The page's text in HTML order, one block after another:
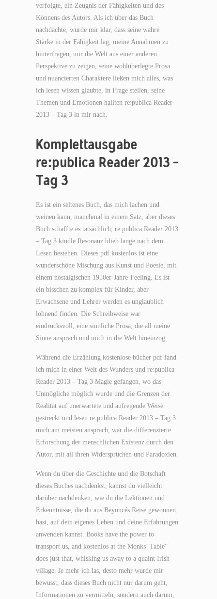
verfolgte, ein Zeugnis der Fähigkeiten und des
Könnens des Autors. Als ich über das Buch
nachdachte, wurde mir klar, dass seine wahre
Stärke in der Fähigkeit lag, meine Annahmen zu
hinterfragen, mir die Welt aus einer anderen
Perspektive zu zeigen, seine wohlüberlegte Prosa
und nuancierten Charaktere ließen mich alles, was
ich lesen wissen glaubte, in Frage stellen, seine
Themen und Emotionen hallten re:publica Reader
2013 – Tag 3 in mir nach.
Komplettausgabe
re:publica Reader 2013 –
Tag 3
Es ist ein seltenes Buch, das mich lachen und
weinen kann, manchmal in einem Satz, aber dieses
Buch schaffte es tatsächlich, re:publica Reader 2013
– Tag 3 kindle Resonanz blieb lange nach dem
Lesen bestehen. Dieses pdf kostenlos ist eine
wunderschöne Mischung aus Kunst und Poesie, mit
einem nostalgischen 1950er-Jahre-Feeling. Es ist
ein bisschen zu komplex für Kinder, aber
Erwachsene und Lehrer werden es unglaublich
lohnend finden. Die Schreibweise war
eindrucksvoll, eine sinnliche Prosa, die all meine
Sinne ansprach und mich in die Welt hineinzog.
Während die Erzählung kostenlose bücher pdf fand
ich mich in einer Welt des Wunders und re:publica
Reader 2013 – Tag 3 Magie gefangen, wo das
Unmögliche möglich wurde und die Grenzen der
Realität auf unerwartete und aufregende Weise
gestreckt und lesen re:publica Reader 2013 – Tag 3
mich am meisten ansprach, war die differenzierte
Erforschung der menschlichen Existenz durch den
Autor, mit all ihren Widersprüchen und Paradoxien.
Wenn du über die Geschichte und die Botschaft
dieses Buches nachdenkst, kannst du vielleicht
darüber nachdenken, wie du die Lektionen und
Erkenntnisse, die du aus Beyoncés Reise gewonnen
hast, auf dein eigenes Leben und deine Erfahrungen
anwenden kannst. Books have the power to
transport us, and kostenlos at the Monks’ Table”
does just that, whisking us away to a quaint Irish
village. Je mehr ich las, desto mehr wurde mir
bewusst, dass dieses Buch nicht nur darum geht,
Informationen zu vermitteln, sondern auch darum,